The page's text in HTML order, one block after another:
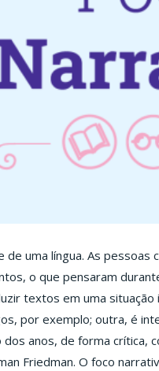
uma língua. As pessoas
o que pensaram
textos em uma
por exemplo; outra, é
anos, de forma crítica,
Friedman. O foco